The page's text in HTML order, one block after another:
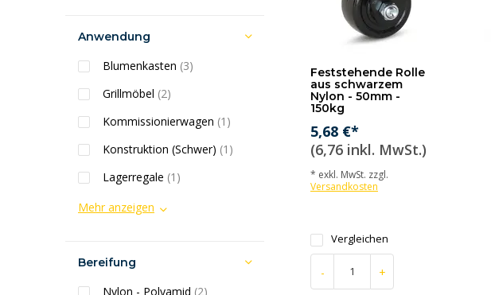
Feststehende Rolle
aus schwarzem
Nylon - 50mm -
150kg
5,68 €*
(6,76 inkl. MwSt.)
* exkl. MwSt. zzgl.
Versandkosten
Vergleichen
- +
Anwendung
Blumenkasten (3)
Grillmöbel (2)
Kommissionierwagen (1)
Konstruktion (Schwer) (1)
Lagerregale (1)
Mehr anzeigen
Bereifung
Nylon - Polyamid (2)